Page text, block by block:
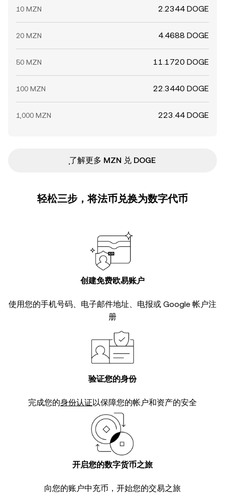
10 MZN 2.2344 DOGE
20 MZN 4.4688 DOGE
50 MZN 11.1720 DOGE
100 MZN 22.3440 DOGE
1,000 MZN 223.44 DOGE
ִִִִִִִִִִִִִִִִִִִִִִִִִִִִִִִִִִִִִִִִִִִִִִִ了解更多 MZN 兑 DOGE
轻松三步，将法币兑换为数字代币
创建免费欧易账户
使用您的手机号码、电子邮件地址、电报或 Google 帐户注
册
验证您的身份
完成您的身份认证以保障您的帐户和资产的安全
开启您的数字货币之旅
向您的账户中充币，开始您的交易之旅